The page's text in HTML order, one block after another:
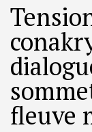
fleuve